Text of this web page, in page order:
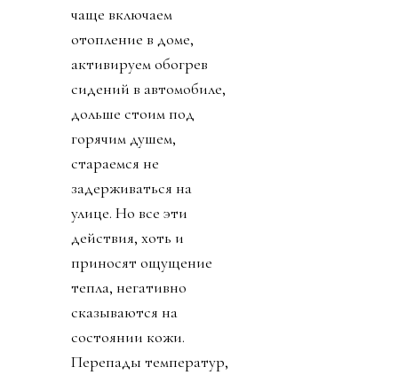
чаще включаем
отопление в доме,
активируем обогрев
сидений в автомобиле,
дольше стоим под
горячим душем,
стараемся не
задерживаться на
улице. Но все эти
действия, хоть и
приносят ощущение
тепла, негативно
сказываются на
состоянии кожи.
Перепады температур,